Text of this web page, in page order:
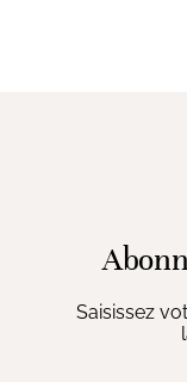
Saisissez